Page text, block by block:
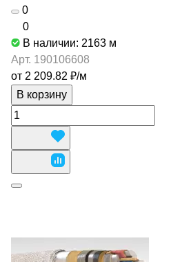
0
0
В наличии: 2163 м
Арт. 190106608
от 2 209.82 ₽/м
В корзину